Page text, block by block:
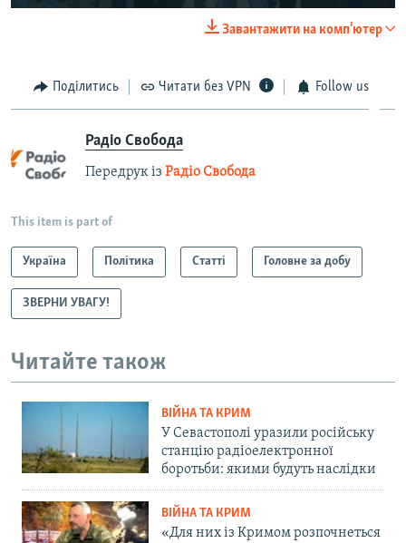
Завантажити на комп'ютер
Поділитись Читати без VPN Follow us
Радіо Свобода
Передрук із Радіо Свобода
This item is part of
Україна Політика Статті Головне за добу
ЗВЕРНИ УВАГУ!
Читайте також
ВІЙНА ТА КРИМ
У Севастополі уразили російську
станцію радіоелектронної
боротьби: якими будуть наслідки
ВІЙНА ТА КРИМ
«Для них із Кримом розпочнеться